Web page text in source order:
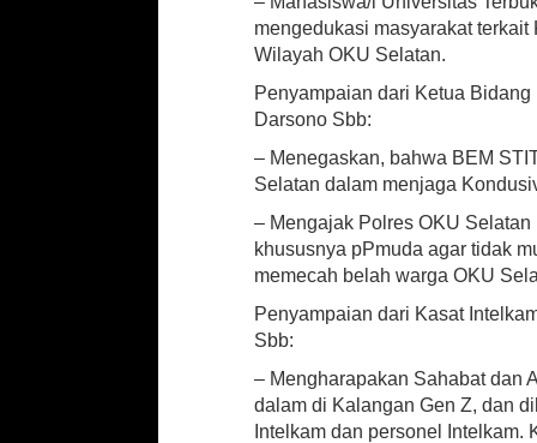
mengedukasi masyarakat
Wilayah OKU Selatan.
Penyampaian dari Ketua
Darsono Sbb:
– Menegaskan, bahwa BEM
Selatan dalam menjaga
– Mengajak Polres OKU
khususnya pPmuda agar tidak
memecah belah warga OKU
Penyampaian dari Kasat
Sbb:
– Mengharapakan Sahabat dan
dalam di Kalangan Gen Z, dan
Intelkam dan personel